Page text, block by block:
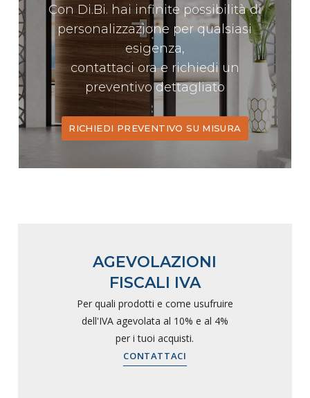
Con Di.Bi. hai infinite possibilità di
personalizzazione per qualsiasi
esigenza,
contattaci ora e richiedi un
preventivo dettagliato
RICHIEDI PREVENTIVO SU MISURA
AGEVOLAZIONI
FISCALI IVA
Per quali prodotti e come usufruire
dell'IVA agevolata al 10% e al 4%
per i tuoi acquisti.
CONTATTACI